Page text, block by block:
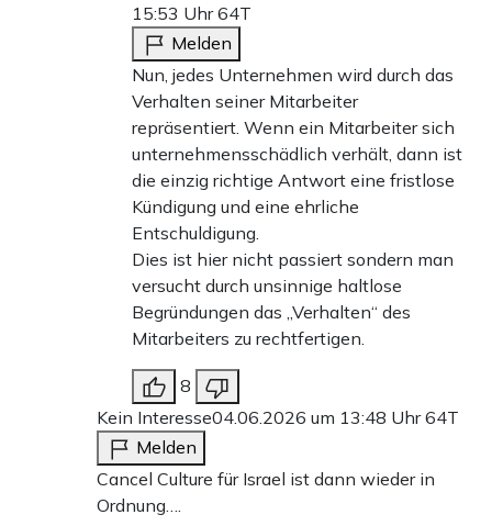
15:53 Uhr64T
Melden
Nun, jedes Unternehmen wird durch das
Verhalten seiner Mitarbeiter
repräsentiert. Wenn ein Mitarbeiter sich
unternehmensschädlich verhält, dann ist
die einzig richtige Antwort eine fristlose
Kündigung und eine ehrliche
Entschuldigung.
Dies ist hier nicht passiert sondern man
versucht durch unsinnige haltlose
Begründungen das „Verhalten“ des
Mitarbeiters zu rechtfertigen.
8
Kein Interesse04.06.2026 um 13:48 Uhr64T
Melden
Cancel Culture für Israel ist dann wieder in
Ordnung….